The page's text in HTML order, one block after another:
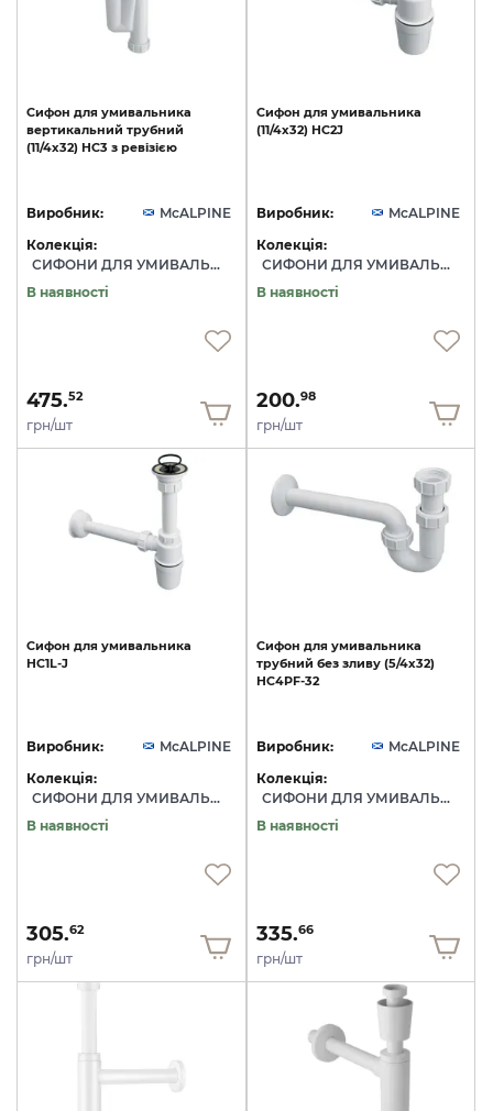
Сифон для умивальника
вертикальний трубний
(11/4х32) HC3 з ревізією
Виробник:
McALPINE
Колекція:
СИФОНИ ДЛЯ УМИВАЛЬНИКІВ
В наявності
475.52
грн/шт
Сифон для умивальника
(11/4х32) HC2J
Виробник:
McALPINE
Колекція:
СИФОНИ ДЛЯ УМИВАЛЬНИКІВ
В наявності
200.98
грн/шт
Сифон для умивальника
HC1L-J
Виробник:
McALPINE
Колекція:
СИФОНИ ДЛЯ УМИВАЛЬНИКІВ
В наявності
305.62
грн/шт
Сифон для умивальника
трубний без зливу (5/4х32)
HC4PF-32
Виробник:
McALPINE
Колекція:
СИФОНИ ДЛЯ УМИВАЛЬНИКІВ
В наявності
335.66
грн/шт